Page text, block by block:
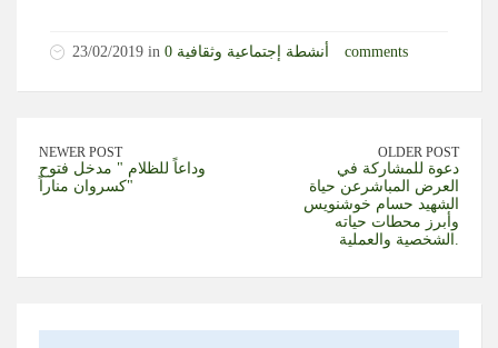
23/02/2019 in أنشطة إجتماعية وثقافية 0 comments
NEWER POST
وداعاً للظلام " مدخل فتوح
كسروان مناراً"
OLDER POST
دعوة للمشاركة في
العرض المباشرعن حياة
الشهيد حسام خوشنويس
وأبرز محطات حياته